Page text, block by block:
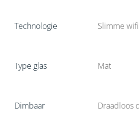
Technologie Slimme wifi
Type glas Mat
Dimbaar Draadloos